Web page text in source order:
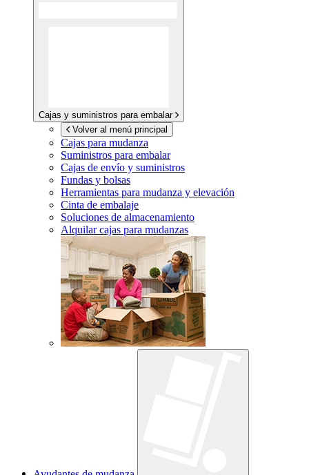
Cajas y suministros para embalar
Volver al menú principal
Cajas para mudanza
Suministros para embalar
Cajas de envío y suministros
Fundas y bolsas
Herramientas para mudanza y elevación
Cinta de embalaje
Soluciones de almacenamiento
Alquilar cajas para mudanzas